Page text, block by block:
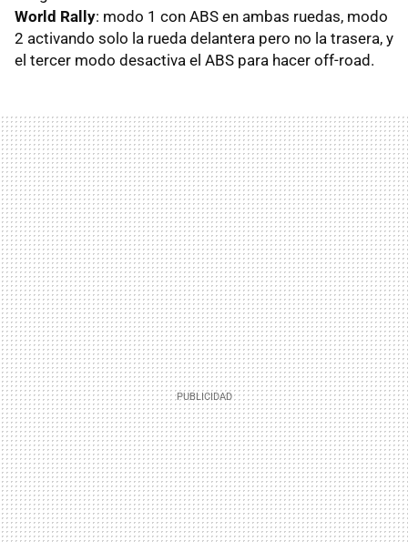
World Rally: modo 1 con ABS en ambas ruedas, modo
2 activando solo la rueda delantera pero no la trasera, y
el tercer modo desactiva el ABS para hacer off-road.